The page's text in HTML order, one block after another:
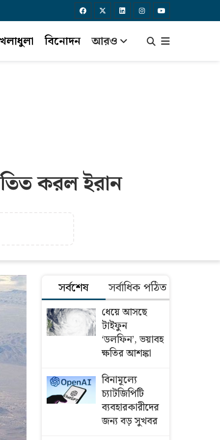
বিনোদন আরও
করল ইরান
সর্বশেষ সর্বাধিক পঠিত
ধেয়ে আসছে
টাইফুন
‘ডলফিন’, ভয়াবহ
ক্ষতির আশঙ্কা
বিনামূল্যে
চ্যাটজিপিটি
ব্যবহারকারীদের
জন্য বড় সুখবর